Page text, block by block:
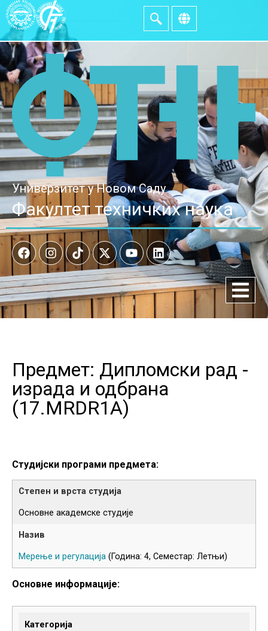
Универзитет у Новом Саду
Факултет техничких наука
Предмет: Дипломски рад -
израда и одбрана
(17.MRDR1A)
Студијски програми предмета:
Основне академске студије
Мерење и регулација (Година: 4, Семестар: Летњи)
Основне информације:
Категорија